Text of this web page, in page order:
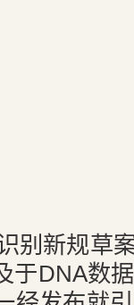
别新规草
于DNA数